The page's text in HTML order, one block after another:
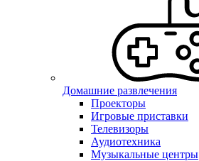
Домашние развлечения
Проекторы
Игровые приставки
Телевизоры
Аудиотехника
Музыкальные центры